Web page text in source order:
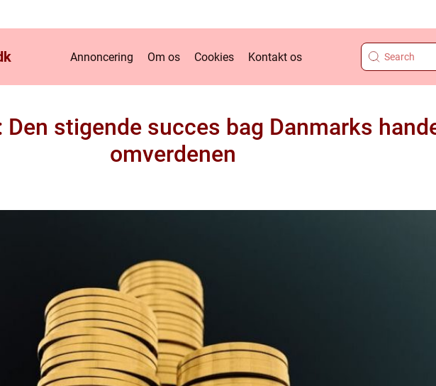
Annoncering Om os Cookies Kontakt os
Den stigende succes bag Danmarks
omverdenen